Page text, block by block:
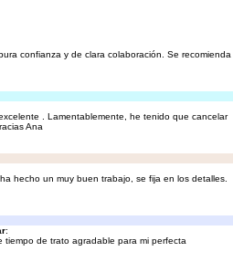
confianza y de clara colaboración. Se recomienda
. Lamentablemente, he tenido que cancelar
Ana
hecho un muy buen trabajo, se fija en los detalles.
:
de trato agradable para mi perfecta